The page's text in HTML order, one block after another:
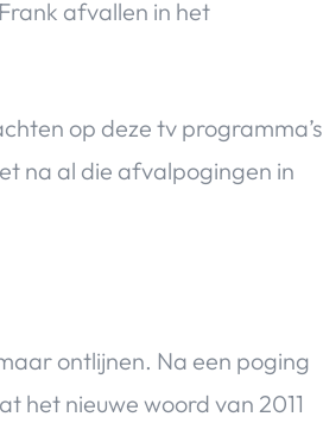
afvallen in het
op deze tv programma’s
na al die afvalpogingen in
ontlijnen. Na een poging
het nieuwe woord van 2011